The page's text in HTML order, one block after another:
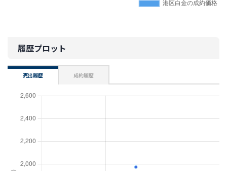
履歴プロット
売出履歴 成約履歴